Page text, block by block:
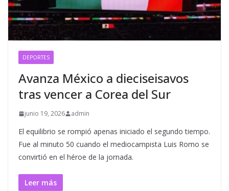
DEPORTES
Avanza México a dieciseisavos
tras vencer a Corea del Sur
junio 19, 2026 admin
El equilibrio se rompió apenas iniciado el segundo tiempo.
Fue al minuto 50 cuando el mediocampista Luis Romo se
convirtió en el héroe de la jornada.
Leer más